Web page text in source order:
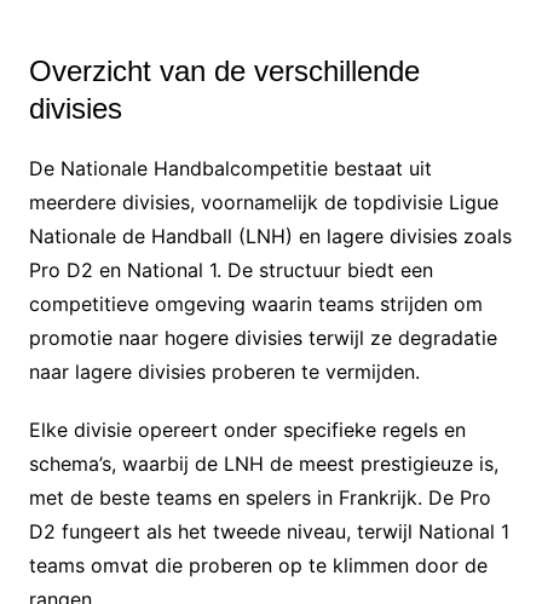
Overzicht van de verschillende
divisies
De Nationale Handbalcompetitie bestaat uit
meerdere divisies, voornamelijk de topdivisie Ligue
Nationale de Handball (LNH) en lagere divisies zoals
Pro D2 en National 1. De structuur biedt een
competitieve omgeving waarin teams strijden om
promotie naar hogere divisies terwijl ze degradatie
naar lagere divisies proberen te vermijden.
Elke divisie opereert onder specifieke regels en
schema’s, waarbij de LNH de meest prestigieuze is,
met de beste teams en spelers in Frankrijk. De Pro
D2 fungeert als het tweede niveau, terwijl National 1
teams omvat die proberen op te klimmen door de
rangen.